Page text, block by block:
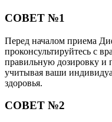
СОВЕТ №1
Перед началом приема
проконсультируйтесь с
правильную дозировку и
учитывая ваши
здоровья.
СОВЕТ №2